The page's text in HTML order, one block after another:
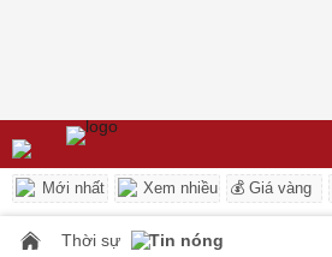
Mới nhất Xem nhiều 💰 Giá vàng
Thời sự Tin nóng